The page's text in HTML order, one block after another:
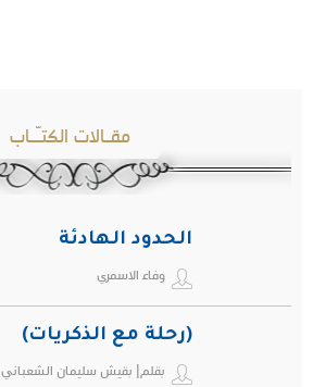
مقـالات الكتـّـاب
الحدود الهادئة
وفاء الاسمري
(رحلة مع الذكريات)
بقلم| بقيش سليمان الشعباني